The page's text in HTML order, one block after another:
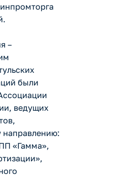
–
были
ведущих
«Гамма»,